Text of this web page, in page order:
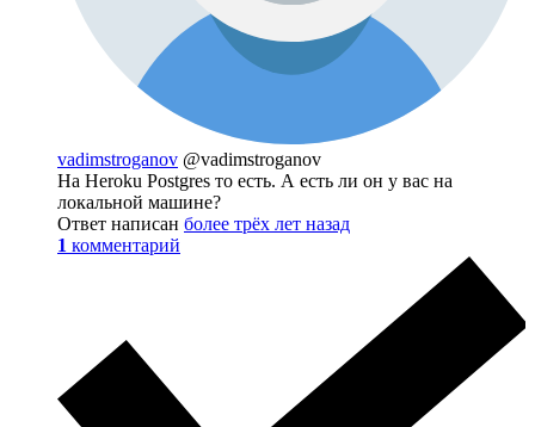
vadimstroganov @vadimstroganov
На Heroku Postgres то есть. А есть ли он у вас на
локальной машине?
Ответ написан более трёх лет назад
1 комментарий